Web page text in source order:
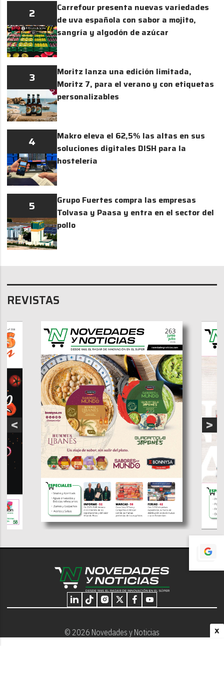
X
2
Carrefour presenta nuevas variedades
de uva española con sabor a mojito,
sangría y algodón de azúcar
3
Moritz lanza una edición limitada,
Moritz 7, para el verano y con etiquetas
personalizables
4
Makro eleva el 62,5% las altas en sus
soluciones digitales DISH para la
hostelería
5
Grupo Fuertes compra las empresas
Tolvasa y Paasa y entra en el sector del
pollo
REVISTAS
© 2026 Novedades y Noticias